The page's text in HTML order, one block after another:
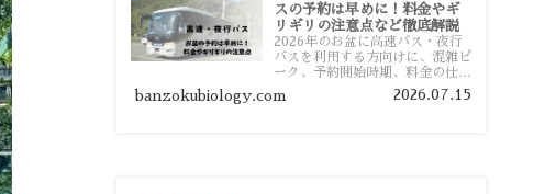
スの予約は早めに！料金やギ
リギリの注意点など徹底解説
2026年のお盆に高速バス・夜行
バスを利用する方向けに、混雑ピ
ーク、予約開始時期、料金の仕組
み、キャンセル待ちのコツ、直前
予約の注意点まで詳しく解説しま
banzokubiology.com 2026.07.15